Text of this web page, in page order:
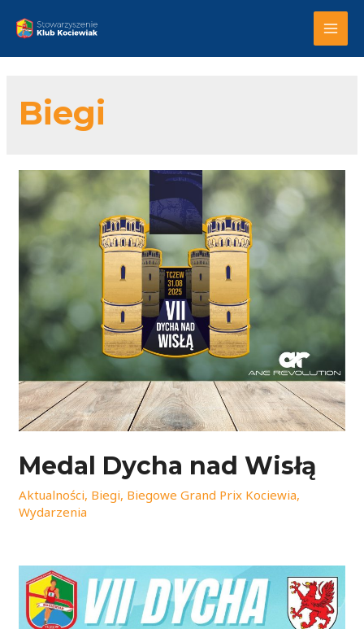
Biegi
Medal Dycha nad Wisłą
Aktualności, Biegi, Biegowe Grand Prix Kociewia,
Wydarzenia